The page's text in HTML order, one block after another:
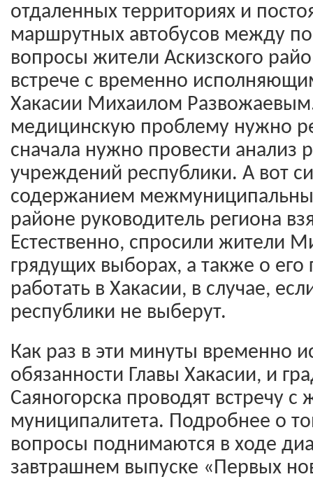
отдаленных территориях и
маршрутных автобусов между
вопросы жители Аскизского
встрече с временно
Хакасии Михаилом
медицинскую проблему нужно
сначала нужно провести анализ
учреждений республики. А вот
содержанием
районе руководитель региона
Естественно, спросили жители
грядущих выборах, а также о его
работать в Хакасии, в случае,
республики не выберут.
Как раз в эти минуты временно
обязанности Главы Хакасии, и
Саяногорска проводят встречу с
муниципалитета. Подробнее о
вопросы поднимаются в ходе
завтрашнем выпуске «Первых